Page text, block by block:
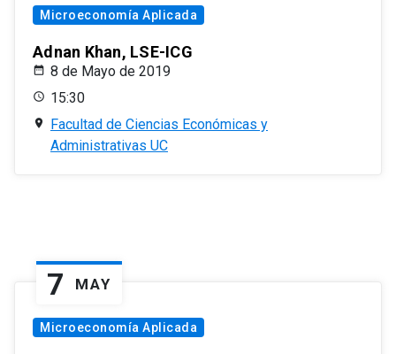
Microeconomía Aplicada
Adnan Khan, LSE-ICG
8 de Mayo de 2019
15:30
Facultad de Ciencias Económicas y
Administrativas UC
7 MAY
Microeconomía Aplicada